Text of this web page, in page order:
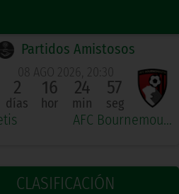
Partidos Amistosos
08 AGO 2026, 20:30
2
días
16
hor
24
min
56
seg
AFC Bournemouth
CLASIFICACIÓN